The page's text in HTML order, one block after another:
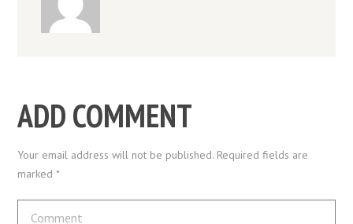
ADD COMMENT
Your email address will not be published. Required fields are
marked *